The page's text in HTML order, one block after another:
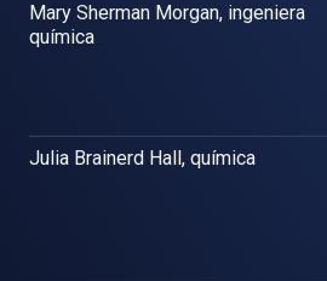
Mary Sherman Morgan, ingeniera
química
Julia Brainerd Hall, química